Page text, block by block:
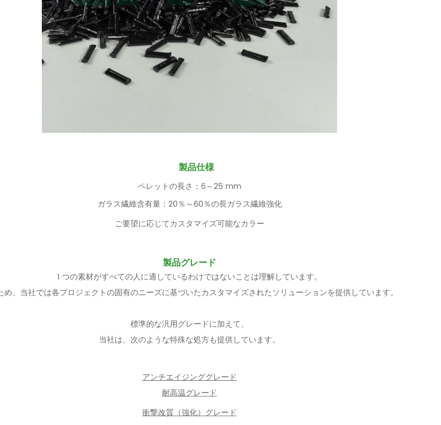
製品仕様
ペレットの長さ：6～25 mm
ガラス繊維含有量：20％～60％の長ガラス繊維強化
ご要望に応じてカスタマイズ可能なカラー
製品グレード
1 つの素材がすべての人に適しているわけではないことは理解しています。
め、当社では各プロジェクトの固有のニーズに基づいたカスタマイズされたソリューションを提供しています。
標準的な汎用グレードに加えて、
当社は、次のような特殊な処方も提供しています。
アンチエイジンググレード
耐高温グレード
衝撃改質（強化）グレード